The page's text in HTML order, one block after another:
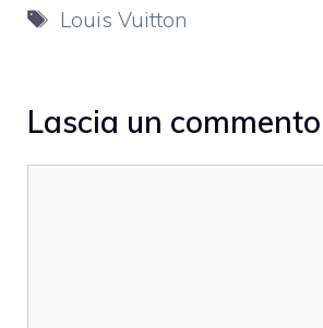
Tag
Louis Vuitton
Lascia un commento